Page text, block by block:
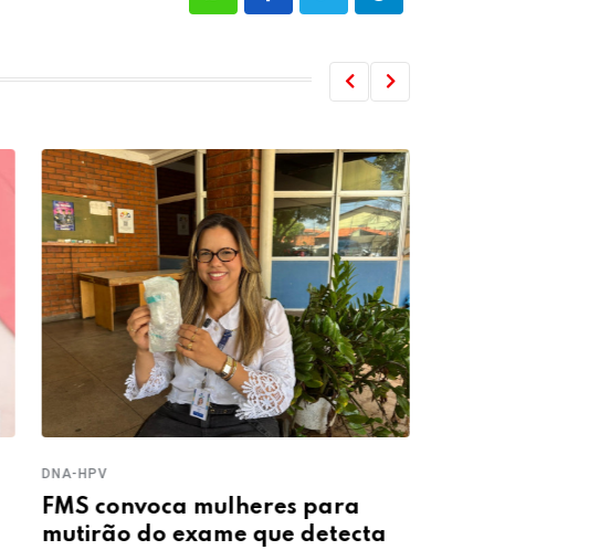
DNA-HPV
FMS convoca mulheres para
mutirão do exame que detecta